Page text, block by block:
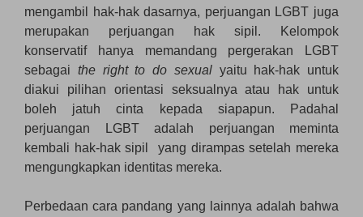
mengambil hak-hak dasarnya, perjuangan LGBT juga
merupakan perjuangan hak sipil. Kelompok
konservatif hanya memandang pergerakan LGBT
sebagai the right to do sexualyaitu hak-hak untuk
diakui pilihan orientasi seksualnya atau hak untuk
boleh jatuh cinta kepada siapapun. Padahal
perjuangan LGBT adalah perjuangan meminta
kembali hak-hak sipil yang dirampas setelah mereka
mengungkapkan identitas mereka.
Perbedaan cara pandang yang lainnya adalah bahwa